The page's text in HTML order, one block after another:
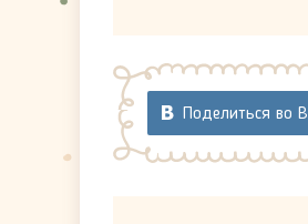
Поделиться во